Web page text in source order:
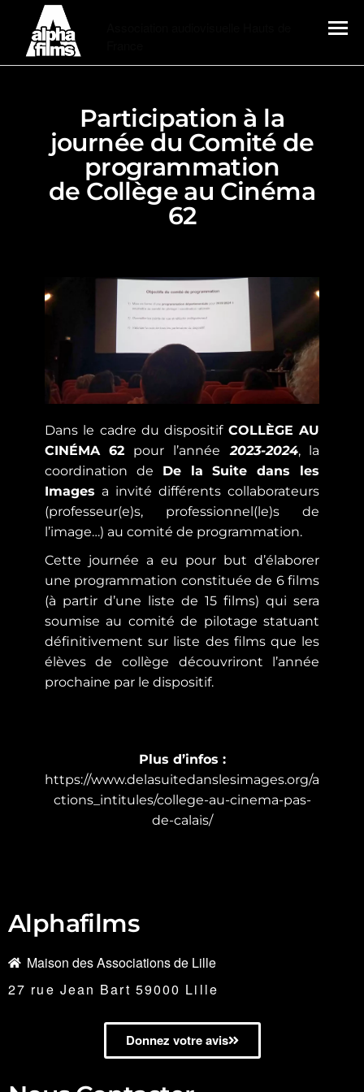
Participation à la
journée du Comité de
programmation
de Collège au Cinéma
62
Dans le cadre du dispositif COLLÈGE AU
CINÉMA 62 pour l’année 2023-2024, la
coordination de De la Suite dans les
Images a invité différents collaborateurs
(professeur(e)s, professionnel(le)s de
l’image…) au comité de programmation.
Cette journée a eu pour but d’élaborer
une programmation constituée de 6 films
(à partir d’une liste de 15 films) qui sera
soumise au comité de pilotage statuant
définitivement sur liste des films que les
élèves de collège découvriront l’année
prochaine par le dispositif.
Plus d’infos :
https://www.delasuitedanslesimages.org/a
ctions_intitules/college-au-cinema-pas-
de-calais/
Alphafilms
Maison des Associations de Lille
27 rue Jean Bart 59000 Lille
Donnez votre avis